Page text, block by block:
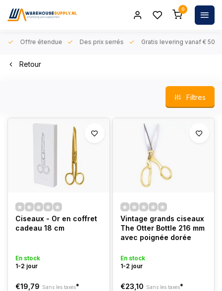
0
Offre étendue Des prix serrés Gratis levering vanaf € 50,-
Retour
Filtres
Ciseaux - Or en coffret
cadeau 18 cm
En stock
1-2 jour
€19,79 Sans les taxes*
Vintage grands ciseaux
The Otter Bottle 216 mm
avec poignée dorée
En stock
1-2 jour
€23,10 Sans les taxes*